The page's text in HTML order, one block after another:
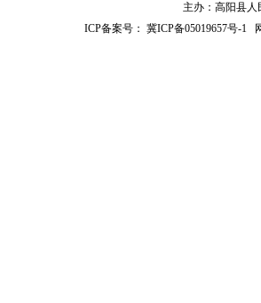
主办：高阳县人
ICP备案号：冀ICP备05019657号-1